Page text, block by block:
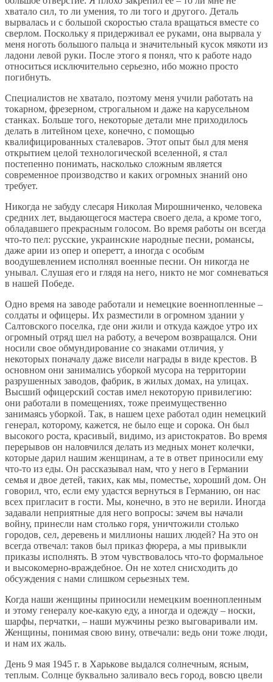
хватало сил, то ли умения, то ли того и другого. Деталь
вырвалась и с большой скоростью стала вращаться вместе со
сверлом. Поскольку я придерживал ее руками, она вырвала у
меня ноготь большого пальца и значительный кусок мякоти из
ладони левой руки. После этого я понял, что к работе надо
относиться исключительно серьезно, ибо можно просто
погибнуть.
Специалистов не хватало, поэтому меня учили работать на
токарном, фрезерном, строгальном и даже на карусельном
станках. Больше того, некоторые детали мне приходилось
делать в литейном цехе, конечно, с помощью
квалифицированных сталеваров. Этот опыт был для меня
открытием целой технологической вселенной, я стал
постепенно понимать, насколько сложным является
современное производство и каких огромных знаний оно
требует.
Никогда не забуду слесаря Николая Мирошниченко, человека
средних лет, выдающегося мастера своего дела, а кроме того,
обладавшего прекрасным голосом. Во время работы он всегда
что-то пел: русские, украинские народные песни, романсы,
даже арии из опер и оперетт, а иногда с особым
воодушевлением исполнял военные песни. Он никогда не
унывал. Слушая его и глядя на него, никто не мог сомневаться
в нашей Победе.
Одно время на заводе работали и немецкие военнопленные –
солдаты и офицеры. Их разместили в огромном здании у
Салтовского поселка, где они жили и откуда каждое утро их
огромный отряд шел на работу, а вечером возвращался. Они
носили свое обмундирование со знаками отличия, у
некоторых поначалу даже висели награды в виде крестов. В
основном они занимались уборкой мусора на территории
разрушенных заводов, фабрик, в жилых домах, на улицах.
Высший офицерский состав имел некоторую привилегию:
они работали в помещениях, тоже преимущественно
занимаясь уборкой. Так, в нашем цехе работал один немецкий
генерал, которому, кажется, не было еще и сорока. Он был
высокого роста, красивый, видимо, из аристократов. Во время
перерывов он наловчился делать из медных монет колечки,
которые дарил нашим женщинам, а те в ответ приносили ему
что-то из еды. Он рассказывал нам, что у него в Германии
семья и двое детей, таких, как мы, поместье, хороший дом. Он
говорил, что, если ему удастся вернуться в Германию, он нас
всех пригласит в гости. Мы, конечно, в это не верили. Иногда
задавали неприятные для него вопросы: зачем вы начали
войну, принесли нам столько горя, уничтожили столько
городов, сел, деревень и миллионы наших людей? На это он
всегда отвечал: таков был приказ фюрера, а мы привыкли
приказы исполнять. В этом чувствовалось что-то формальное
и высокомерно-враждебное. Он не хотел снисходить до
обсуждения с нами слишком серьезных тем.
Когда наши женщины приносили немецким военнопленным
и этому генералу кое-какую еду, а иногда и одежду – носки,
шарфы, перчатки, – наши мужчины резко выговаривали им.
Женщины, понимая свою вину, отвечали: ведь они тоже люди,
и нам их жаль.
День 9 мая 1945 г. в Харькове выдался солнечным, ясным,
теплым. Солнце буквально заливало весь город, вовсю цвели